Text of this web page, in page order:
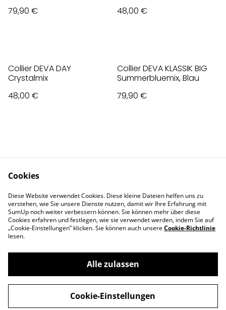
79,90 €
48,00 €
Collier DEVA DAY
Crystalmix
48,00 €
Collier DEVA KLASSIK BIG
Summerbluemix, Blau
79,90 €
Privacy Policy
Cookie Policy
Impressum
©2026Deva Design - die Schmuckmanufaktur
powered by
Cookies
Diese Website verwendet Cookies. Diese kleine Dateien helfen uns zu
verstehen, wie Sie unsere Dienste nutzen, damit wir Ihre Erfahrung mit
SumUp noch weiter verbessern können. Sie können mehr über diese
Cookies erfahren und festlegen, wie sie verwendet werden, indem Sie auf
„Cookie-Einstellungen” klicken. Sie können auch unsereCookie-Richtlinie
lesen.
Alle zulassen
Cookie-Einstellungen